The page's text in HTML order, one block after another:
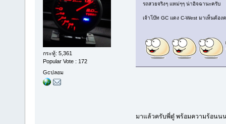
กระทู้: 5,361
Popular Vote : 172
Gcปลอม
รถสวยจริงๆ แหม่ๆๆ น่าอิจฉานะครับ
เจ้าโบ๊ท GC แดง C-West มาเห็นต้อง
มาแล้วครับพี่ตู๋ พร้อมความร้อ